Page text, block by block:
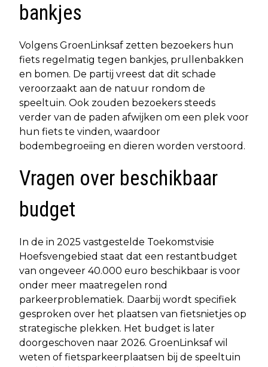
bankjes
Volgens GroenLinksaf zetten bezoekers hun
fiets regelmatig tegen bankjes, prullenbakken
en bomen. De partij vreest dat dit schade
veroorzaakt aan de natuur rondom de
speeltuin. Ook zouden bezoekers steeds
verder van de paden afwijken om een plek voor
hun fiets te vinden, waardoor
bodembegroeiing en dieren worden verstoord.
Vragen over beschikbaar
budget
In de in 2025 vastgestelde Toekomstvisie
Hoefsvengebied staat dat een restantbudget
van ongeveer 40.000 euro beschikbaar is voor
onder meer maatregelen rond
parkeerproblematiek. Daarbij wordt specifiek
gesproken over het plaatsen van fietsnietjes op
strategische plekken. Het budget is later
doorgeschoven naar 2026. GroenLinksaf wil
weten of fietsparkeerplaatsen bij de speeltuin